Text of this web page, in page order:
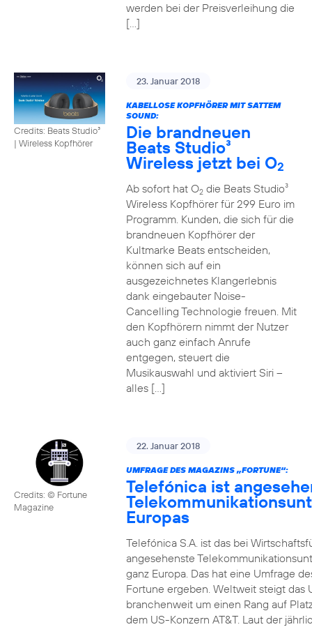
werden bei der Preisverleihung die
[…]
Credits: Beats Studio³
| Wireless Kopfhörer
23. Januar 2018
KABELLOSE KOPFHÖRER MIT SATTEM
SOUND:
Die brandneuen
Beats Studio³
Wireless jetzt bei O2
Ab sofort hat O2die Beats Studio³
Wireless Kopfhörer für 299 Euro im
Programm. Kunden, die sich für die
brandneuen Kopfhörer der
Kultmarke Beats entscheiden,
können sich auf ein
ausgezeichnetes Klangerlebnis
dank eingebauter Noise-
Cancelling Technologie freuen. Mit
den Kopfhörern nimmt der Nutzer
auch ganz einfach Anrufe
entgegen, steuert die
Musikauswahl und aktiviert Siri –
alles […]
Credits: © Fortune
Magazine
22. Januar 2018
UMFRAGE DES MAGAZINS „FORTUNE“:
Telefónica ist
Europas
Telefónica S.A. ist das bei
angesehenste
ganz Europa. Das hat eine Umfrage
Fortune ergeben. Weltweit steigt das
branchenweit um einen Rang auf
dem US-Konzern AT&T. Laut der